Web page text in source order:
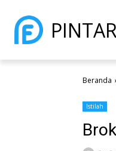
PINTAR
Beranda
Istilah